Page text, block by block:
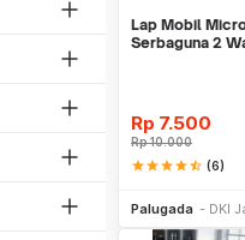
Lap Mobil
Serbaguna 2
Rp 7.500
Rp10.000
starstarstarstarstar_half (6)
Palugada DKI